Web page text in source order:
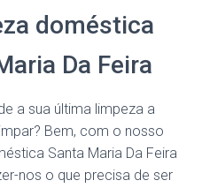
doméstica
Da Feira
a sua última limpeza a
Bem, com o nosso
Santa Maria Da Feira
nos o que precisa de ser